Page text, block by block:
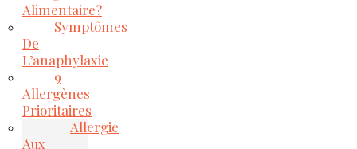
Alimentaire?
Symptômes
De
L’anaphylaxie
9
Allergènes
Prioritaires
Allergie
Aux